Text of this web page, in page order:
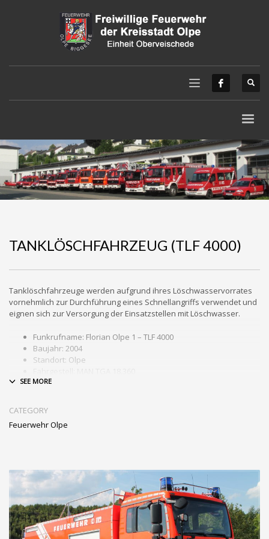
TANKLÖSCHFAHRZEUG (TLF 4000)
Tanklöschfahrzeuge werden aufgrund ihres Löschwasservorrates
vornehmlich zur Durchführung eines Schnellangriffs verwendet und
eignen sich zur Versorgung der Einsatzstellen mit Löschwasser.
Funkrufname: Florian Olpe 1 – TLF 4000
Baujahr: 2004
Standort: Olpe
Aufbauhersteller: Fa. Lentner
Mann Besatzung, 4 Atemschutzgeräte, 4 -teilige Steckleiter, 2
Monitore – Wasser/Schaum, Wasserlüfter
CATEGORY
Feuerwehr Olpe